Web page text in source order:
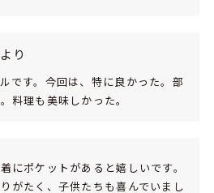
り
です。今回は、特に良かった。部
料理も美味しかった。
にポケットがあると嬉しいです。
がたく、子供たちも喜んでいまし